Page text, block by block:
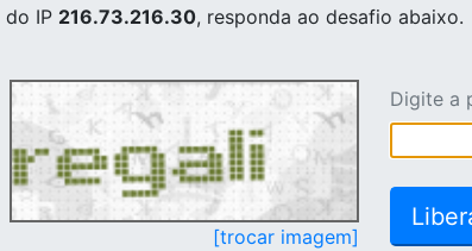
do IP 216.73.216.30, responda ao desafio abaixo.
[trocar imagem]
Digite a